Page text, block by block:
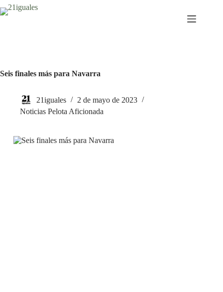
Saltar
al
Seis finales más para Navarra
21iguales
2 de mayo de 2023
Noticias Pelota Aficionada